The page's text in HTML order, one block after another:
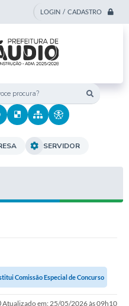
LOGIN / CADASTRO
SERVIDOR
Comissão Especial de Concurso
Atualizado em: 25/05/2026 às 09h10